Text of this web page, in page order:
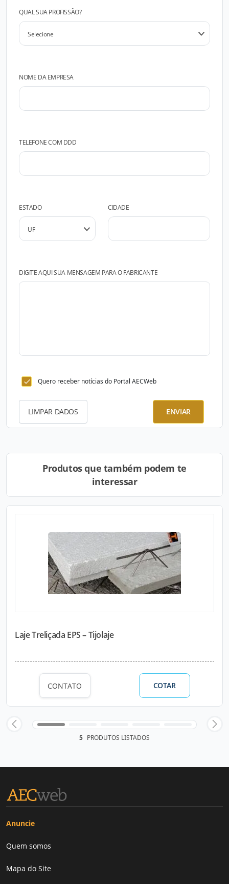
QUAL SUA PROFISSÃO?
NOME DA EMPRESA
TELEFONE COM DDD
ESTADO CIDADE
DIGITE AQUI SUA MENSAGEM PARA O FABRICANTE
Quero receber notícias do Portal AECWeb
LIMPAR DADOS ENVIAR
Produtos que também podem te
interessar
Laje Treliçada EPS – Tijolaje
CONTATO COTAR
5 PRODUTOS LISTADOS
Anuncie
Quem somos
Mapa do Site